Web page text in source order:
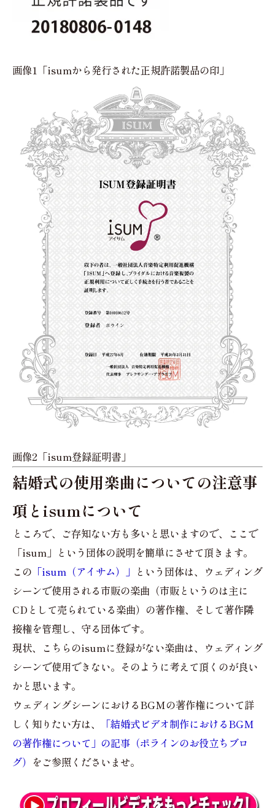
画像1「isumから発行された正規許諾製品の印」
画像2「isum登録証明書」
結婚式の使用楽曲についての注意事
項とisumについて
ところで、ご存知ない方も多いと思いますので、ここで
「isum」という団体の説明を簡単にさせて頂きます。
この 「isum（アイサム）」 という団体は、ウェディング
シーンで使用される市販の楽曲（市販というのは主に
CDとして売られている楽曲）の著作権、そして著作隣
接権を管理し、守る団体です。
現状、こちらのisumに登録がない楽曲は、ウェディング
シーンで使用できない。そのように考えて頂くのが良い
かと思います。
ウェディングシーンにおけるBGMの著作権について詳
しく知りたい方は、
「結婚式ビデオ制作におけるBGM
の著作権について」の記事（ポラインのお役立ちブロ
グ） をご参照くださいませ。